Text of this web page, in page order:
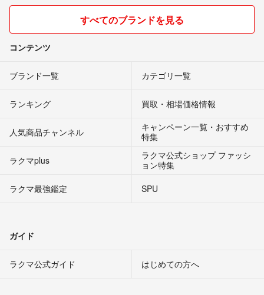
すべてのブランドを見る
コンテンツ
ブランド一覧 カテゴリ一覧
ランキング 買取・相場価格情報
人気商品チャンネル
キャンペーン一覧・おすすめ
特集
ラクマplus
ラクマ公式ショップ ファッシ
ョン特集
ラクマ最強鑑定
SPU
ガイド
ラクマ公式ガイド はじめての方へ